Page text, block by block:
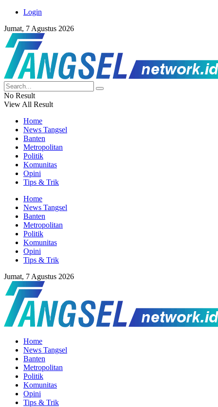
Login
Jumat, 7 Agustus 2026
No Result
View All Result
Home
News Tangsel
Banten
Metropolitan
Politik
Komunitas
Opini
Tips & Trik
Home
News Tangsel
Banten
Metropolitan
Politik
Komunitas
Opini
Tips & Trik
Jumat, 7 Agustus 2026
Home
News Tangsel
Banten
Metropolitan
Politik
Komunitas
Opini
Tips & Trik